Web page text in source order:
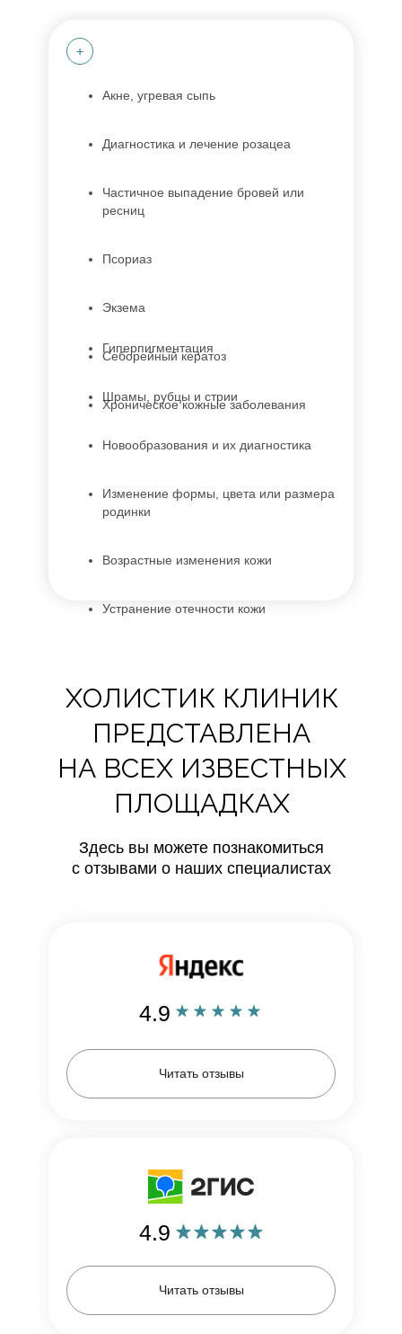
Акне, угревая сыпь
Диагностика и лечение розацеа
Частичное выпадение бровей или
ресниц
Псориаз
Экзема
Себорейный кератоз
Хроническое кожные заболевания
Гиперпигментация
Шрамы, рубцы и стрии
Новообразования и их диагностика
Изменение формы, цвета или размера
родинки
Возрастные изменения кожи
Устранение отечности кожи
ХОЛИСТИК КЛИНИК
ПРЕДСТАВЛЕНА
НА ВСЕХ ИЗВЕСТНЫХ
ПЛОЩАДКАХ
Здесь вы можете познакомиться
с отзывами о наших специалистах
4.9
4.9
Читать отзывы
Читать отзывы